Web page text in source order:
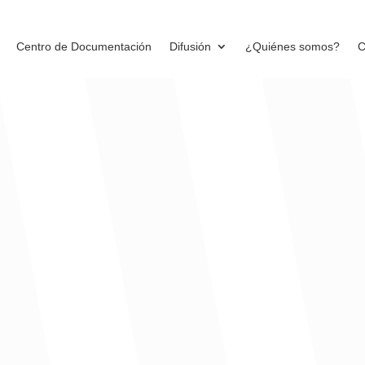
Centro de Documentación Difusión ¿Quiénes somos?